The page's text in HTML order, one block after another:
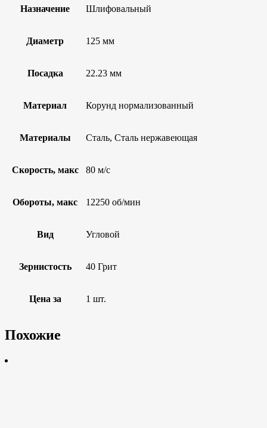
Назначение Шлифовальный
Диаметр 125 мм
Посадка 22.23 мм
Материал Корунд нормализованный
Материалы Сталь, Сталь нержавеющая
Скорость, макс 80 м/с
Обороты, макс 12250 об/мин
Вид Угловой
Зернистость 40 Грит
Цена за 1 шт.
Похожие